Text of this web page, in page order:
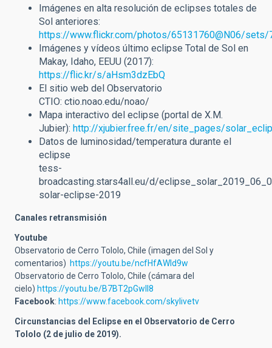
Imágenes en alta resolución de eclipses totales de
Sol anteriores:
https://www.flickr.com/photos/65131760@N06/
Imágenes y vídeos último eclipse Total de Sol en
Makay, Idaho, EEUU (2017):
https://flic.kr/s/aHsm3dzEbQ
El sitio web del Observatorio
CTIO: ctio.noao.edu/noao/
Mapa interactivo del eclipse (portal de X.M.
Jubier): http://xjubier.free.fr/en/site_pages/
Datos de luminosidad/temperatura durante el
eclipse
tess-
broadcasting.stars4all.eu/d/
solar-eclipse-2019
Canales retransmisión
Youtube
Observatorio de Cerro Tololo, Chile (imagen del Sol y
comentarios) https://youtu.be/ncfHfAWId9w
Observatorio de Cerro Tololo, Chile (cámara del
cielo) https://youtu.be/B7BT2pGwll8
Facebook: https://www.facebook.com/skylivetv
Circunstancias del Eclipse en el Observatorio de Cerro
Tololo (2 de julio de 2019).